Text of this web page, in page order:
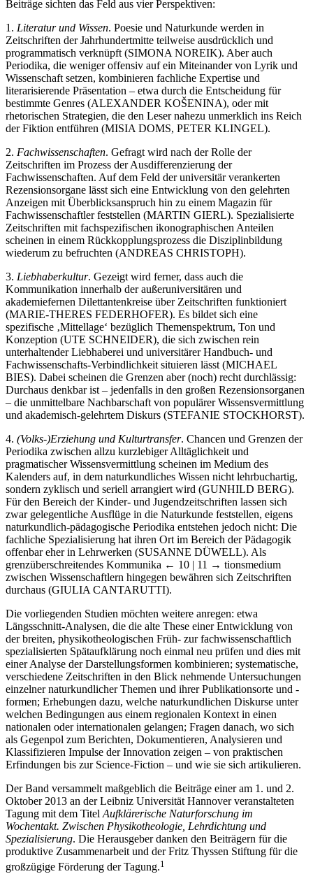
Beiträge sichten das Feld aus vier Perspektiven:
1. Literatur und Wissen. Poesie und Naturkunde werden in
Zeitschriften der Jahrhundertmitte teilweise ausdrücklich und
programmatisch verknüpft (SIMONANOREIK). Aber auch
Periodika, die weniger offensiv auf ein Miteinander von Lyrik und
Wissenschaft setzen, kombinieren fachliche Expertise und
literarisierende Präsentation – etwa durch die Entscheidung für
bestimmte Genres (ALEXANDER KOŠENINA), oder mit
rhetorischen Strategien, die den Leser nahezu unmerklich ins Reich
der Fiktion entführen (MISIADOMS, PETER KLINGEL).
2. Fachwissenschaften. Gefragt wird nach der Rolle der
Zeitschriften im Prozess der Ausdifferenzierung der
Fachwissenschaften. Auf dem Feld der universitär verankerten
Rezensionsorgane lässt sich eine Entwicklung von den gelehrten
Anzeigen mit Überblicksanspruch hin zu einem Magazin für
Fachwissenschaftler feststellen (MARTIN GIERL). Spezialisierte
Zeitschriften mit fachspezifischen ikonographischen Anteilen
scheinen in einem Rückkopplungsprozess die Disziplinbildung
wiederum zu befruchten (ANDREAS CHRISTOPH).
3. Liebhaberkultur. Gezeigt wird ferner, dass auch die
Kommunikation innerhalb der außeruniversitären und
akademiefernen Dilettantenkreise über Zeitschriften funktioniert
(MARIE-THERES FEDERHOFER). Es bildet sich eine
spezifische ‚Mittellage‘ bezüglich Themenspektrum, Ton und
Konzeption (UTE SCHNEIDER), die sich zwischen rein
unterhaltender Liebhaberei und universitärer Handbuch- und
Fachwissenschafts-Verbindlichkeit situieren lässt (MICHAEL
BIES). Dabei scheinen die Grenzen aber (noch) recht durchlässig:
Durchaus denkbar ist – jedenfalls in den großen Rezensionsorganen
– die unmittelbare Nachbarschaft von populärer Wissensvermittlung
und akademisch-gelehrtem Diskurs (STEFANIE STOCKHORST).
4. (Volks-)Erziehung und Kulturtransfer. Chancen und Grenzen der
Periodika zwischen allzu kurzlebiger Alltäglichkeit und
pragmatischer Wissensvermittlung scheinen im Medium des
Kalenders auf, in dem naturkundliches Wissen nicht lehrbuchartig,
sondern zyklisch und seriell arrangiert wird (GUNHILD BERG).
Für den Bereich der Kinder- und Jugendzeitschriften lassen sich
zwar gelegentliche Ausflüge in die Naturkunde feststellen, eigens
naturkundlich-pädagogische Periodika entstehen jedoch nicht: Die
fachliche Spezialisierung hat ihren Ort im Bereich der Pädagogik
offenbar eher in Lehrwerken (SUSANNE DÜWELL). Als
grenzüberschreitendes Kommunika ← 10 | 11 → tionsmedium
zwischen Wissenschaftlern hingegen bewähren sich Zeitschriften
durchaus (GIULIACANTARUTTI).
Die vorliegenden Studien möchten weitere anregen: etwa
Längsschnitt-Analysen, die die alte These einer Entwicklung von
der breiten, physikotheologischen Früh- zur fachwissenschaftlich
spezialisierten Spätaufklärung noch einmal neu prüfen und dies mit
einer Analyse der Darstellungsformen kombinieren; systematische,
verschiedene Zeitschriften in den Blick nehmende Untersuchungen
einzelner naturkundlicher Themen und ihrer Publikationsorte und -
formen; Erhebungen dazu, welche naturkundlichen Diskurse unter
welchen Bedingungen aus einem regionalen Kontext in einen
nationalen oder internationalen gelangen; Fragen danach, wo sich
als Gegenpol zum Berichten, Dokumentieren, Analysieren und
Klassifizieren Impulse der Innovation zeigen – von praktischen
Erfindungen bis zur Science-Fiction – und wie sie sich artikulieren.
Der Band versammelt maßgeblich die Beiträge einer am 1. und 2.
Oktober 2013 an der Leibniz Universität Hannover veranstalteten
Tagung mit dem TitelAufklärerische Naturforschung im
Wochentakt. Zwischen Physikotheologie, Lehrdichtung und
Spezialisierung. Die Herausgeber danken den Beiträgern für die
produktive Zusammenarbeit und der Fritz Thyssen Stiftung für die
großzügige Förderung der Tagung.1